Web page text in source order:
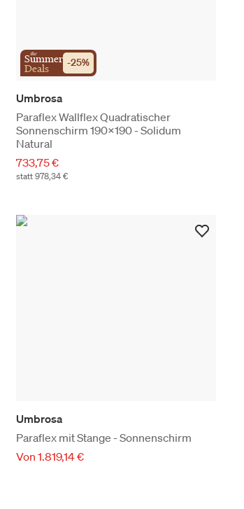
the
Summer
Deals -25%
Umbrosa
Paraflex Wallflex Quadratischer
Sonnenschirm 190x190 - Solidum
Natural
733,75 €
statt 978,34 €
Umbrosa
Paraflex mit Stange - Sonnenschirm
Von 1.819,14 €